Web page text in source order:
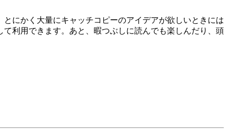
にかく大量にキャッチコピーのアイデアが欲しいときには
利用できます。あと、暇つぶしに読んでも楽しんだり、頭